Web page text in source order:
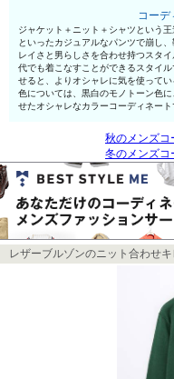
コーデ
ジャケット＋ニット＋シャツという
といったカジュアルなパンツで崩し
レイさと男らしさを合わせ持つスタ
代でも着こなすことができるスタイ
せると、よりオシャレに気を使ってい
色については、黒白のモノトーン色
せたオシャレなカラーコーディネート
秋のメンズコ
冬のメンズコ
レザーブルゾンのニット合わせ